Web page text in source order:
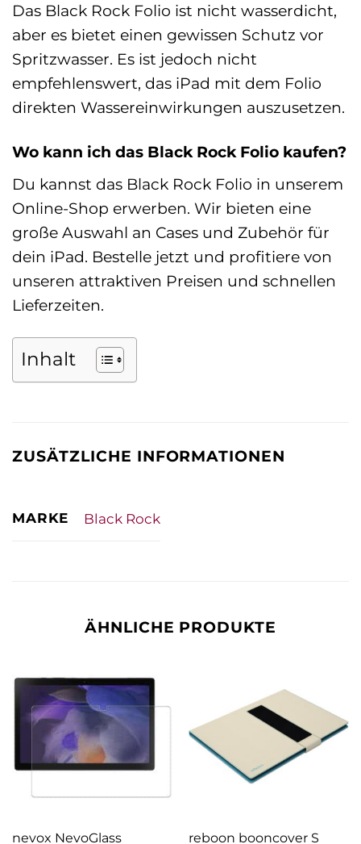
Das Black Rock Folio ist nicht wasserdicht,
aber es bietet einen gewissen Schutz vor
Spritzwasser. Es ist jedoch nicht
empfehlenswert, das iPad mit dem Folio
direkten Wassereinwirkungen auszusetzen.
Wo kann ich das Black Rock Folio kaufen?
Du kannst das Black Rock Folio in unserem
Online-Shop erwerben. Wir bieten eine
große Auswahl an Cases und Zubehör für
dein iPad. Bestelle jetzt und profitiere von
unseren attraktiven Preisen und schnellen
Lieferzeiten.
Inhalt
ZUSÄTZLICHE INFORMATIONEN
MARKE Black Rock
ÄHNLICHE PRODUKTE
nevox NevoGlass reboon booncover S